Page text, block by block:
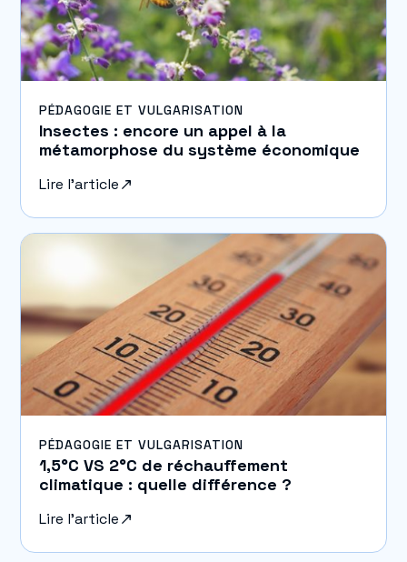
PÉDAGOGIE ET VULGARISATION
Insectes : encore un appel à la
métamorphose du système économique
Lire l'article
PÉDAGOGIE ET VULGARISATION
1,5°C VS 2°C de réchauffement
climatique : quelle différence ?
Lire l'article